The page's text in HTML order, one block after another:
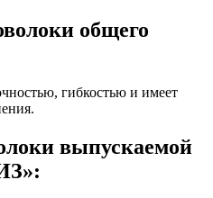
общего
гибкостью и имеет
выпускаемой